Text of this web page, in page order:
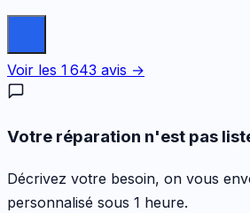
Voir les 1 643 avis →
Votre réparation n'est pas
Décrivez votre besoin, on vous
personnalisé sous 1 heure.